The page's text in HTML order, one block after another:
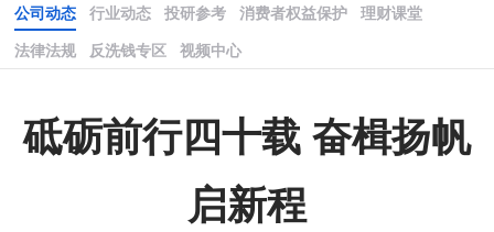
公司动态
行业动态 投研参考 消费者权益保护
理财课堂
法律法规
反洗钱专区 视频中心
砥砺前行四十载 奋楫扬帆
启新程